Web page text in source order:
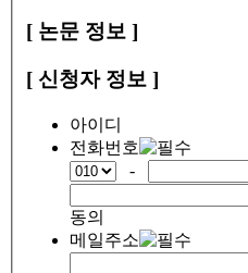
[ 논문 정보 ]
[ 신청자 정보 ]
아이디
전화번호
-
동의
메일주소